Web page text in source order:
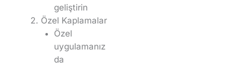
geliştirin
Özel Kaplamalar
Özel
uygulamanız
da